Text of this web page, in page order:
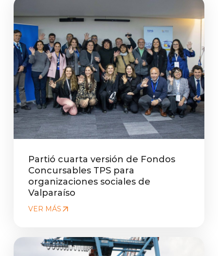
Partió cuarta versión de Fondos
Concursables TPS para
organizaciones sociales de
Valparaíso
VER MÁS